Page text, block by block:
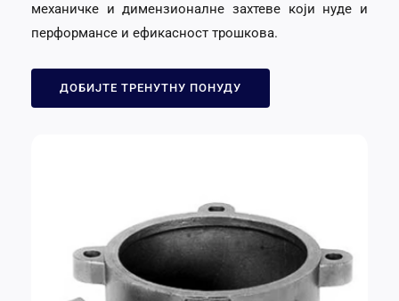
механичке и димензионалне захтеве који нуде и
перформансе и ефикасност трошкова.
ДОБИЈТЕ ТРЕНУТНУ ПОНУДУ